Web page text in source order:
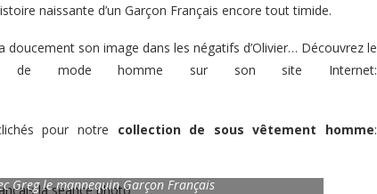
naissante d’un Garçon Français encore tout timide.
son image dans les négatifs d’Olivier… Découvrez le
de mode homme sur son site Internet:
pour notre collection de sous vêtement homme:
Greg le mannequin Garçon Français